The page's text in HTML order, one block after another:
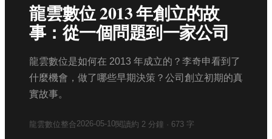
龍雲數位 2013 年創立的故
事：從一個問題到一家公司
龍雲數位是如何在 2013 年成立的？李奇申看到了
什麼機會，做了哪些早期決策？公司創立初期的真
實故事。
龍雲數位整合2026-05-10閱讀約 2 分鐘 · 673 字